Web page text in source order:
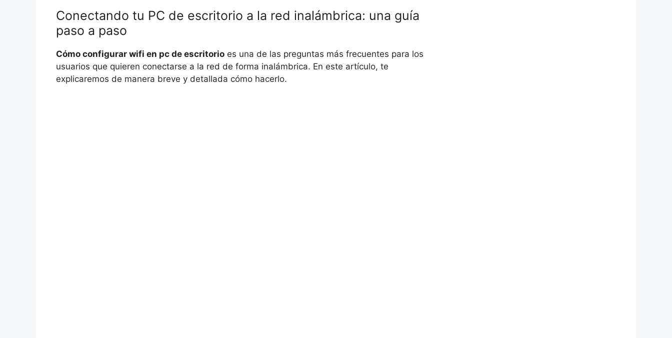
Conectando tu PC de escritorio a la red inalámbrica: una guía
paso a paso
Cómo configurar wifi en pc de escritorio es una de las preguntas más frecuentes para los
usuarios que quieren conectarse a la red de forma inalámbrica. En este artículo, te
explicaremos de manera breve y detallada cómo hacerlo.